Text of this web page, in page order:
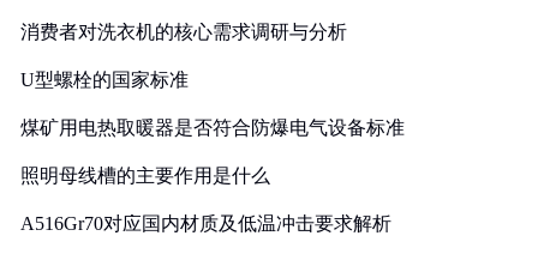
消费者对洗衣机的核心需求调研与分析
U型螺栓的国家标准
煤矿用电热取暖器是否符合防爆电气设备标准
照明母线槽的主要作用是什么
A516Gr70对应国内材质及低温冲击要求解析